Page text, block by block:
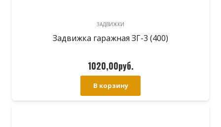
ЗАДВИЖКИ
Задвижка гаражная ЗГ-3 (400)
1020,00руб.
В корзину